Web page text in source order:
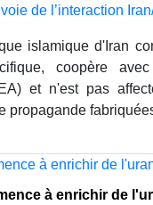
voie de l’interaction
islamique d'Iran
coopère
et n'est pas
propagande
à enrichir de